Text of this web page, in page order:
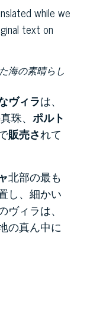
while we
text on
海の素晴らし
ヴィラは、
珠、 ポルト
販売されて
北部の最も
し、細かい
ィラは、
の真ん中に
内部表面は 2
平方メート
り、完全